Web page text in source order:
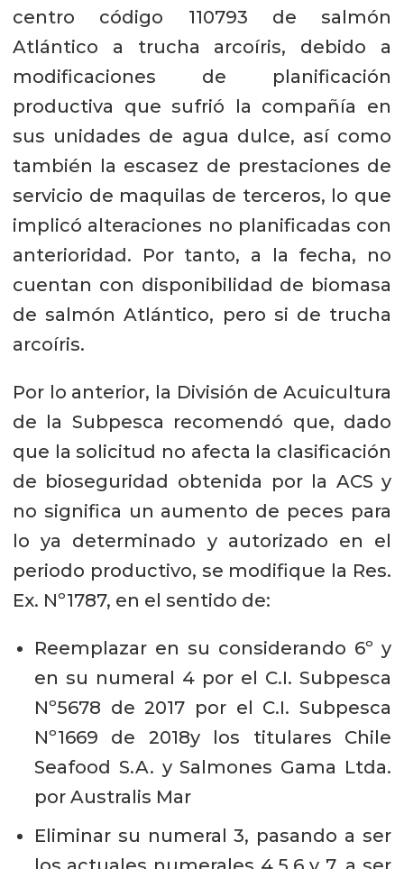
centro código 110793 de salmón
Atlántico a trucha arcoíris, debido a
modificaciones de planificación
productiva que sufrió la compañía en
sus unidades de agua dulce, así como
también la escasez de prestaciones de
servicio de maquilas de terceros, lo que
implicó alteraciones no planificadas con
anterioridad. Por tanto, a la fecha, no
cuentan con disponibilidad de biomasa
de salmón Atlántico, pero si de trucha
arcoíris.
Por lo anterior, la División de Acuicultura
de la Subpesca recomendó que, dado
que la solicitud no afecta la clasificación
de bioseguridad obtenida por la ACS y
no significa un aumento de peces para
lo ya determinado y autorizado en el
periodo productivo, se modifique la Res.
Ex. Nº1787, en el sentido de:
Reemplazar en su considerando 6º y
en su numeral 4 por el C.I. Subpesca
Nº5678 de 2017 por el C.I. Subpesca
Nº1669 de 2018y los titulares Chile
Seafood S.A. y Salmones Gama Ltda.
por Australis Mar
Eliminar su numeral 3, pasando a ser